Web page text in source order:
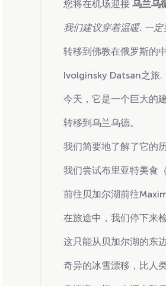
您将在机场迎接 乌兰乌
我们建议穿着温暖. 一
转移到佛教在俄罗斯的
Ivolginsky Datsan之旅.
今天，它是一个巨大的
转移到乌兰乌德。
我们简要地了解了它的
我们尝试布里亚特美食
前往贝加尔湖前往
在旅途中，我们停下来
这只能从贝加尔湖的东边
奇异的冰雪漂移，比人